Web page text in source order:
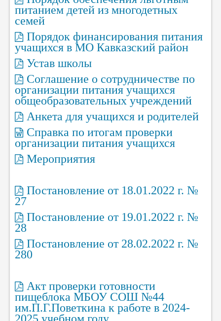
питанием детей из многодетных
семей
Порядок финансирования питания
учащихся в МО Кавказский район
Устав школы
Соглашение о сотрудничестве по
организации питания учащихся
общеобразовательных учреждений
Анкета для учащихся и родителей
Справка по итогам проверки
организации питания учащихся
Мероприятия
Постановление от 18.01.2022 г. №
27
Постановление от 19.01.2022 г. №
28
Постановление от 28.02.2022 г. №
280
Акт проверки готовности
пищеблока МБОУ СОШ №44
им.П.Г.Поветкина к работе в 2024-